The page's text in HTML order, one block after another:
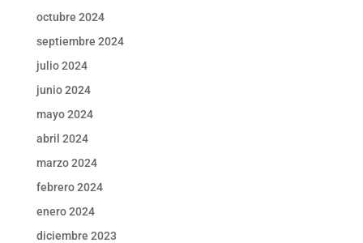
octubre 2024
septiembre 2024
julio 2024
junio 2024
mayo 2024
abril 2024
marzo 2024
febrero 2024
enero 2024
diciembre 2023